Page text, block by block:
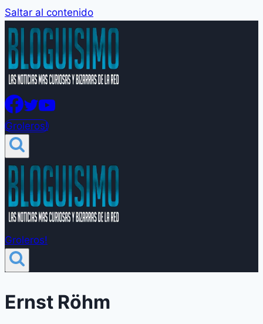
Saltar al contenido
Groleros!
Groleros!
Ernst Röhm